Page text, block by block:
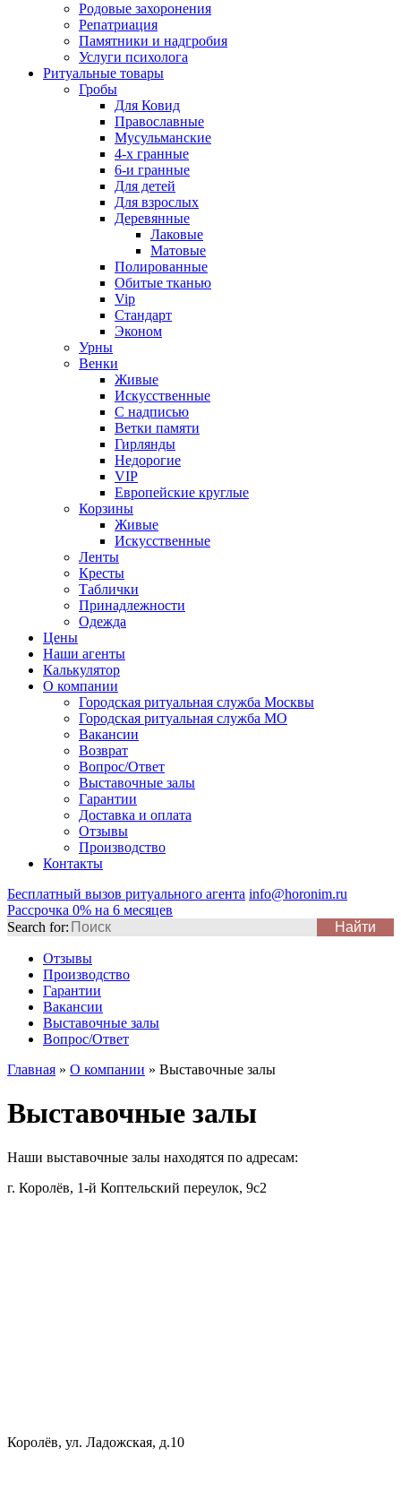
Родовые захоронения
Репатриация
Памятники и надгробия
Услуги психолога
Ритуальные товары
Гробы
Для Ковид
Православные
Мусульманские
4-х гранные
6-и гранные
Для детей
Для взрослых
Деревянные
Лаковые
Матовые
Полированные
Обитые тканью
Vip
Стандарт
Эконом
Урны
Венки
Живые
Искусственные
С надписью
Ветки памяти
Гирлянды
Недорогие
VIP
Европейские круглые
Корзины
Живые
Искусственные
Ленты
Кресты
Таблички
Принадлежности
Одежда
Цены
Наши агенты
Калькулятор
О компании
Городская ритуальная служба Москвы
Городская ритуальная служба МО
Вакансии
Возврат
Вопрос/Ответ
Выставочные залы
Гарантии
Доставка и оплата
Отзывы
Производство
Контакты
Бесплатный вызов ритуального агента info@horonim.ru
Рассрочка 0% на 6 месяцев
Search for:
Отзывы
Производство
Гарантии
Вакансии
Выставочные залы
Вопрос/Ответ
Главная » О компании » Выставочные залы
Выставочные залы
Наши выставочные залы находятся по адресам:
г. Королёв, 1-й Коптельский переулок, 9с2
Королёв, ул. Ладожская, д.10